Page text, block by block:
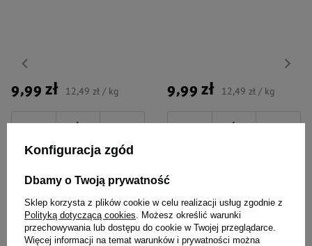
9,99 zł 12,49 zł / kg
- +
Do koszyka
9,99 zł 12,49 zł / kg
- +
Konfiguracja zgód
Dbamy o Twoją prywatność
Sklep korzysta z plików cookie w celu realizacji usług zgodnie z
Polityką dotyczącą cookies . Możesz określić warunki
przechowywania lub dostępu do cookie w Twojej przeglądarce.
Więcej informacji na temat warunków i prywatności można